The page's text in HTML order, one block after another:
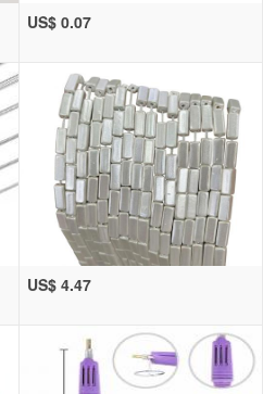
US$ 0.07
US$ 4.47